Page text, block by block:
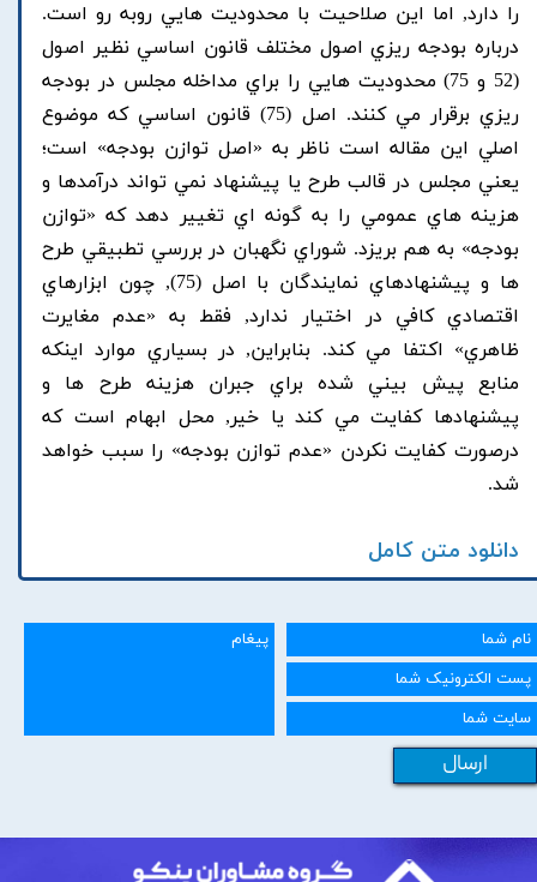
را دارد, اما اين صلاحيت با محدوديت هايي روبه رو است.
درباره بودجه ريزي اصول مختلف قانون اساسي نظير اصول
(52 و 75) محدوديت هايي را براي مداخله مجلس در بودجه
ريزي برقرار مي کنند. اصل (75) قانون اساسي که موضوع
اصلي اين مقاله است ناظر به «اصل توازن بودجه» است؛
يعني مجلس در قالب طرح يا پيشنهاد نمي تواند درآمدها و
هزينه هاي عمومي را به گونه اي تغيير دهد که «توازن
بودجه» به هم بريزد. شوراي نگهبان در بررسي تطبيقي طرح
ها و پيشنهادهاي نمايندگان با اصل (75), چون ابزارهاي
اقتصادي کافي در اختيار ندارد, فقط به «عدم مغايرت
ظاهري» اکتفا مي کند. بنابراين, در بسياري موارد اينکه
منابع پيش بيني شده براي جبران هزينه طرح ها و
پيشنهادها کفايت مي کند يا خير, محل ابهام است که
درصورت کفايت نکردن «عدم توازن بودجه» را سبب خواهد
شد.
دانلود متن کامل
ارسال